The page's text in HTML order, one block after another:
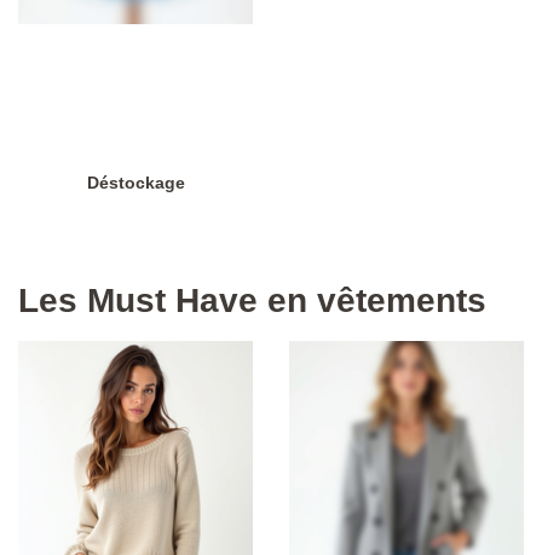
Déstockage
Les Must Have en vêtements